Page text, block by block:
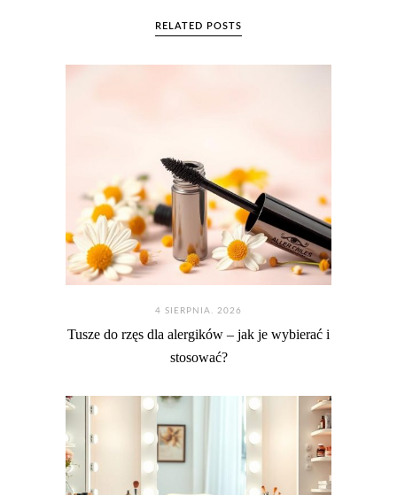
RELATED POSTS
4 SIERPNIA. 2026
Tusze do rzęs dla alergików – jak je wybierać i
stosować?